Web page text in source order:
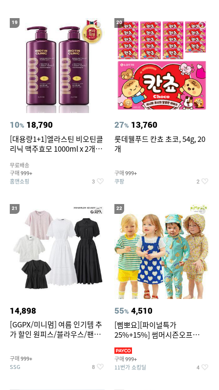
19
10% 18,790
[대용량1+1]엘라스틴 비오틴클
리닉 맥주효모 1000ml x 2개
무료배송
구매 999+
홈앤쇼핑 3
20
27% 13,760
롯데웰푸드 칸쵸 초코, 54g, 20
개
구매 999+
쿠팡 2
21
14,898
[GGPX/미니멈] 여름 인기템 추
가 할인 원피스/블라우스/팬츠
구매 999+
SSG 8
22
55% 4,510
[삠뽀요][파이널특가
25%+15%] 썸머시즌오프
영복/티셔츠/
구매 999+
11번가 쇼킹딜 4